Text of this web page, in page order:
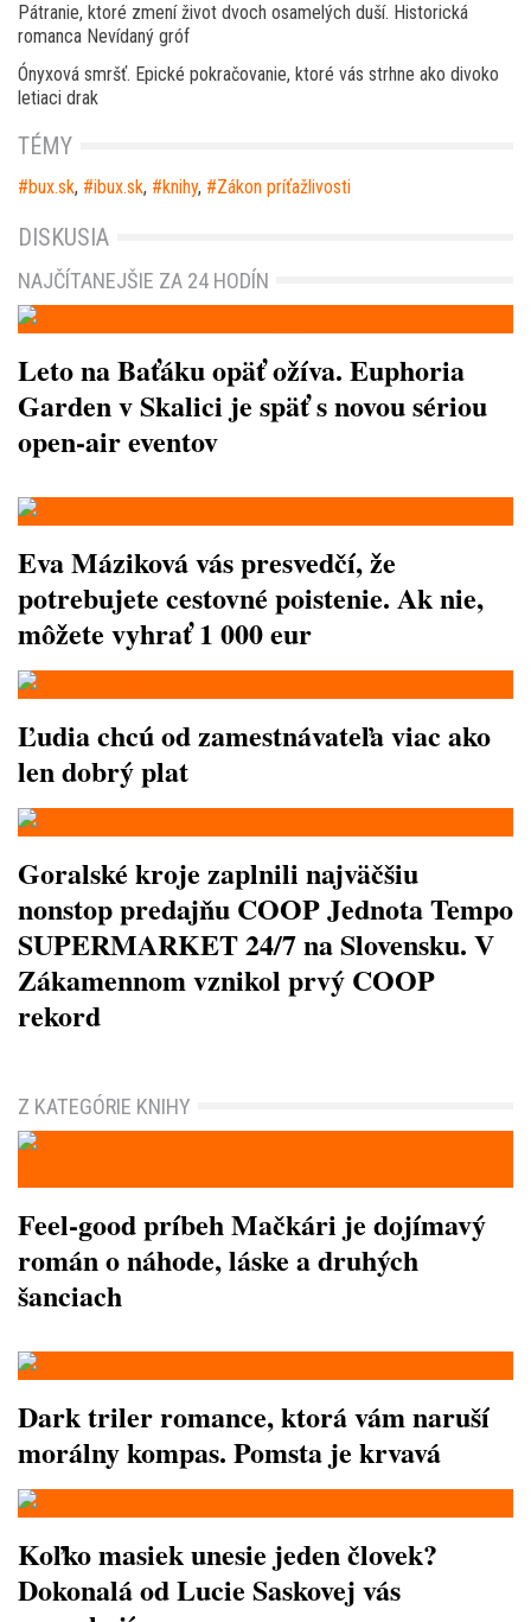
Pátranie, ktoré zmení život dvoch osamelých duší. Historická
romanca Nevídaný gróf
Ónyxová smršť. Epické pokračovanie, ktoré vás strhne ako divoko
letiaci drak
TÉMY
bux.sk, ibux.sk, knihy, Zákon príťažlivosti
DISKUSIA
NAJČÍTANEJŠIE ZA 24 HODÍN
Leto na Baťáku opäť ožíva. Euphoria
Garden v Skalici je späť s novou sériou
open-air eventov
Eva Máziková vás presvedčí, že
potrebujete cestovné poistenie. Ak nie,
môžete vyhrať 1 000 eur
Ľudia chcú od zamestnávateľa viac ako
len dobrý plat
Goralské kroje zaplnili najväčšiu
nonstop predajňu COOP Jednota Tempo
SUPERMARKET 24/7 na Slovensku. V
Zákamennom vznikol prvý COOP
rekord
Z KATEGÓRIE KNIHY
Feel-good príbeh Mačkári je dojímavý
román o náhode, láske a druhých
šanciach
Dark triler romance, ktorá vám naruší
morálny kompas. Pomsta je krvavá
Koľko masiek unesie jeden človek?
Dokonalá od Lucie Saskovej vás